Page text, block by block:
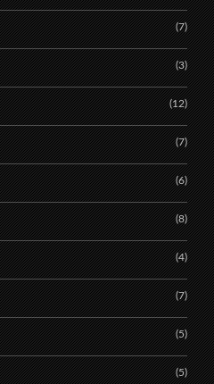
(7)
(3)
(12)
(7)
(6)
(8)
(4)
(7)
(5)
(5)